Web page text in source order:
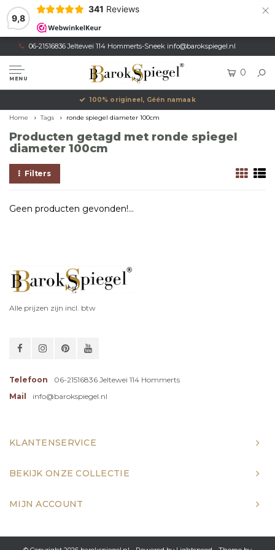
9,8
341 Reviews ×
06-21516836 Jeltewei 114 Hommerts-Sneek info@barokspiegel.nl
MENU
0
100% origineel, Géén namaak
Home Tags ronde spiegel diameter 100cm
Producten getagd met ronde spiegel
diameter 100cm
Filters
Geen producten gevonden!...
Alle prijzen zijn incl. btw
Telefoon
06-21516836 Jeltewei 114 Hommerts
Mail
info@barokspiegel.nl
KLANTENSERVICE
BEKIJK ONZE COLLECTIE
MIJN ACCOUNT